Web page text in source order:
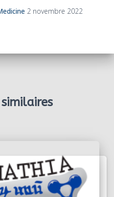
2 novembre 2022